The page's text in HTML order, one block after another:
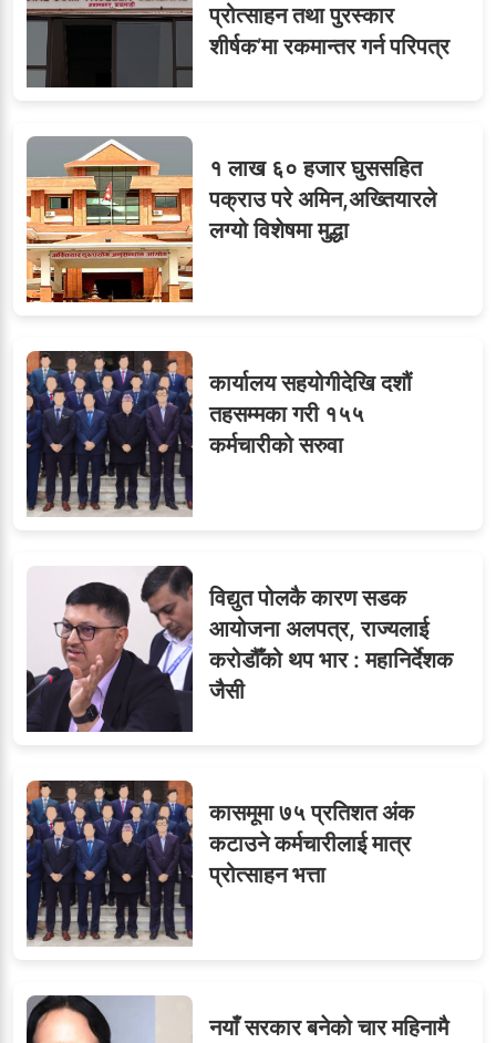
८
जुनियरलाई दोहोरो जिम्मेवारी,
मन्त्रालयभित्र असन्तुष्टि
९ओएनएमका नाममा अत्याचार :
सब–इन्जिनियरहरुको गम्भीर
ध्यानाकर्षण
प्रोत्साहन तथा पुरस्कार
शीर्षक’मा रकमान्तर गर्न परिपत्र
१ लाख ६० हजार घुससहित
पक्राउ परे अमिन,अख्तियारले
लग्यो विशेषमा मुद्धा
कार्यालय सहयोगीदेखि दशौं
तहसम्मका गरी १५५
कर्मचारीको सरुवा
विद्युत पोलकै कारण सडक
आयोजना अलपत्र, राज्यलाई
करोडौँको थप भार : महानिर्देशक
जैसी
कासमूमा ७५ प्रतिशत अंक
कटाउने कर्मचारीलाई मात्र
प्रोत्साहन भत्ता
नयाँ सरकार बनेको चार महिनामै